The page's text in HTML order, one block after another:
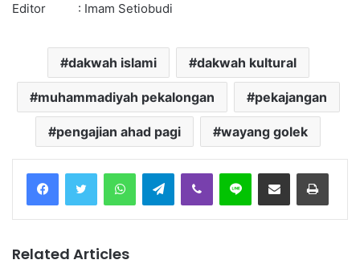
Editor : Imam Setiobudi
dakwah islami dakwah kultural
muhammadiyah pekalongan pekajangan
pengajian ahad pagi wayang golek
Telegram
Related Articles